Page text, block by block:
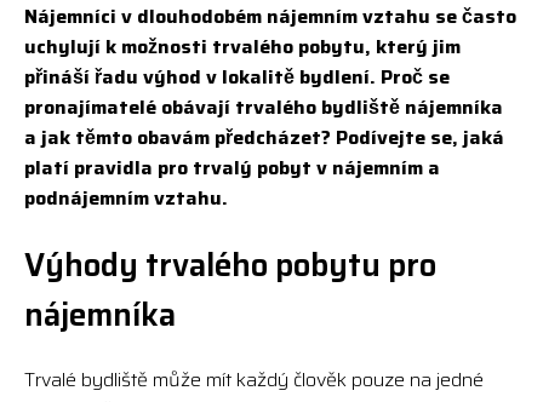
Nájemníci v dlouhodobém nájemním vztahu se často
uchylují k možnosti trvalého pobytu, který jim
přináší řadu výhod v lokalitě bydlení. Proč se
pronajímatelé obávají trvalého bydliště nájemníka
a jak těmto obavám předcházet? Podívejte se, jaká
platí pravidla pro trvalý pobyt v nájemním a
podnájemním vztahu.
Výhody trvalého pobytu pro
nájemníka
Trvalé bydliště může mít každý člověk pouze na jedné